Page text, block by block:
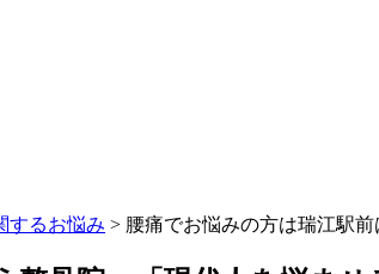
するお悩み > 腰痛でお悩みの方は瑞江駅